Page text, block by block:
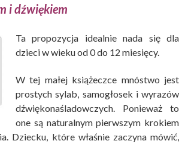
i dźwiękiem
Ta propozycja idealnie nada się dla
dzieci w wieku od 0 do 12 miesięcy.
W tej małej książeczce mnóstwo jest
prostych sylab, samogłosek i wyrazów
dźwiękonaśladowczych. Ponieważ to
one są naturalnym pierwszym krokiem
Dziecku, które właśnie zaczyna mówić,